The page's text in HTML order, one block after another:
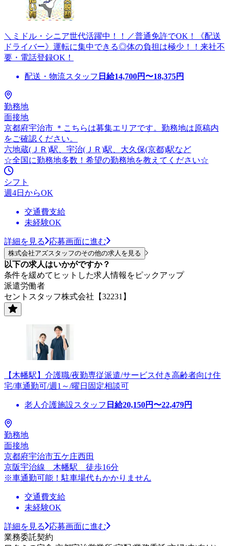
＼ミドル・シニア世代活躍中！！／普通免許でOK！《配送
ドライバー》運転に集中できる◎体の負担は極少！！来社不
要・電話登録OK！
配送・物流スタッフ 日給14,700円〜18,375円
勤務地
面接地
京都府宇治市 ＊こちらは募集エリアです。勤務地は原稿内
をご確認ください。
六地蔵(ＪＲ)駅、宇治(ＪＲ)駅、大久保(京都)駅など
☆全国に勤務地多数！希望の勤務地を教えてください☆
シフト
週4日からOK
交通費支給
未経験OK
詳細を見る 応募画面に進む
株式会社アズスタッフのその他の求人を見る
以下の求人はいかがですか？
条件を緩めてヒットした求人情報をピックアップ
派遣労働者
セントスタッフ株式会社【32231】
【木幡駅】介護職/夜勤専従派遣/サービス付き高齢者向け住
宅/車通勤可/週1～/曜日固定相談可
老人介護施設スタッフ 日給20,150円〜22,479円
勤務地
面接地
京都府宇治市五ケ庄西田
京阪宇治線 木幡駅 徒歩16分
※車通勤可能！駐車場代もかかりません
交通費支給
未経験OK
詳細を見る
応募画面に進む
業務委託契約